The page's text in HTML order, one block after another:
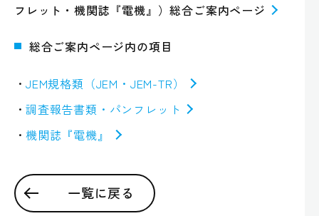
フレット・機関誌『電機』）総合ご案内ページ
総合ご案内ページ内の項目
JEM規格類（JEM・JEM-TR）
調査報告書類・パンフレット
機関誌『電機』
一覧に戻る